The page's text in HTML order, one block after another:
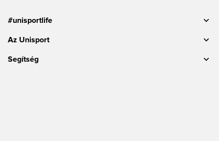
#unisportlife
Az Unisport
Segítség